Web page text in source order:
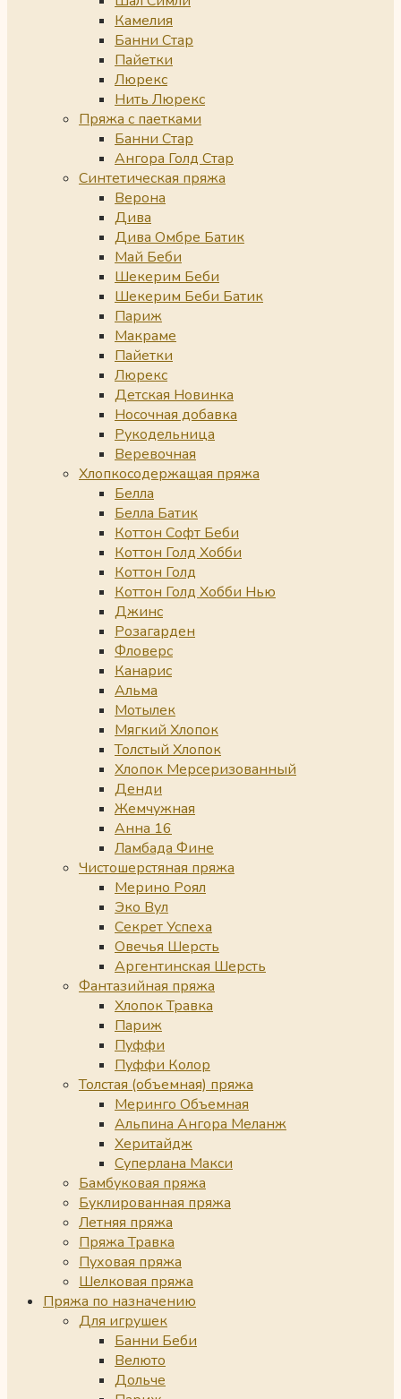
Камелия
Банни Стар
Пайетки
Люрекс
Нить Люрекс
Пряжа с паетками
Банни Стар
Ангора Голд Стар
Синтетическая пряжа
Верона
Дива
Дива Омбре Батик
Май Беби
Шекерим Беби
Шекерим Беби Батик
Париж
Макраме
Пайетки
Люрекс
Детская Новинка
Носочная добавка
Рукодельница
Веревочная
Хлопкосодержащая пряжа
Белла
Белла Батик
Коттон Софт Беби
Коттон Голд Хобби
Коттон Голд
Коттон Голд Хобби Нью
Джинс
Розагарден
Фловерс
Канарис
Альма
Мотылек
Мягкий Хлопок
Толстый Хлопок
Хлопок Мерсеризованный
Денди
Жемчужная
Анна 16
Ламбада Фине
Чистошерстяная пряжа
Мерино Роял
Эко Вул
Секрет Успеха
Овечья Шерсть
Аргентинская Шерсть
Фантазийная пряжа
Хлопок Травка
Париж
Пуффи
Пуффи Колор
Толстая (объемная) пряжа
Меринго Объемная
Альпина Ангора Меланж
Херитайдж
Суперлана Макси
Бамбуковая пряжа
Буклированная пряжа
Летняя пряжа
Пряжа Травка
Пуховая пряжа
Шелковая пряжа
Пряжа по назначению
Для игрушек
Банни Беби
Велюто
Дольче